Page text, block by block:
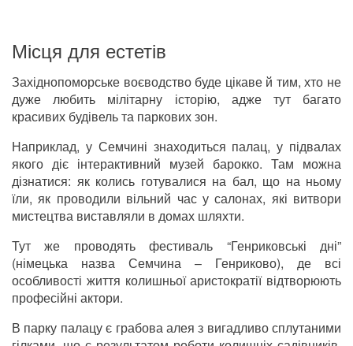
Місця для естетів
Західнопоморське воєводство буде цікаве й тим, хто не
дуже любить мілітарну історію, адже тут багато
красивих будівель та паркових зон.
Наприклад, у Семчині знаходиться палац, у підвалах
якого діє інтерактивний музей барокко. Там можна
дізнатися: як колись готувалися на бал, що на ньому
їли, як проводили вільний час у салонах, які витвори
мистецтва виставляли в домах шляхти.
Тут же проводять фестиваль “Генриковські дні”
(німецька назва Семчина – Генриково), де всі
особливості життя колишньої аристократії відтворюють
професійні актори.
В парку палацу є грабова алея з вигадливо сплутаними